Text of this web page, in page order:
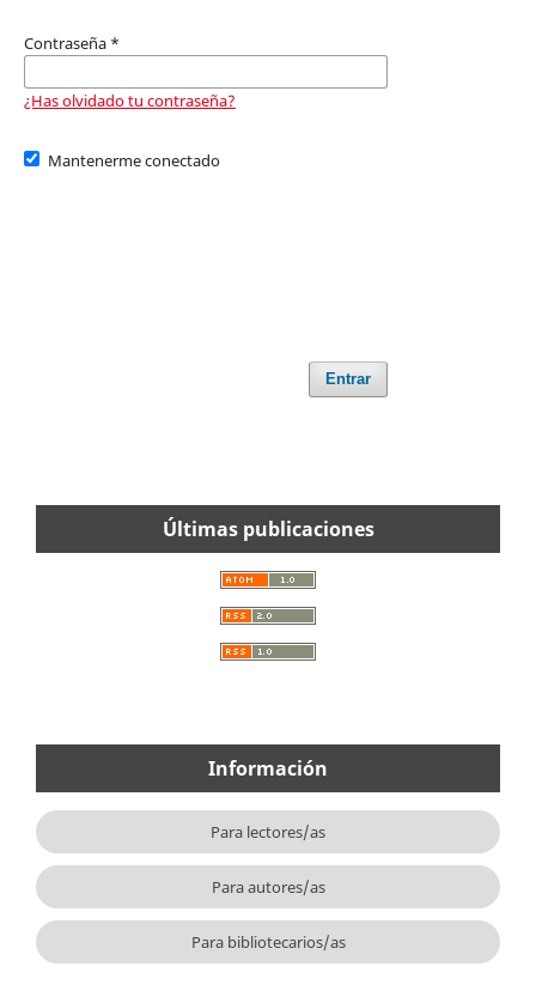
Contraseña *
¿Has olvidado tu contraseña?
Mantenerme conectado
Entrar
Últimas publicaciones
Información
Para lectores/as
Para autores/as
Para bibliotecarios/as